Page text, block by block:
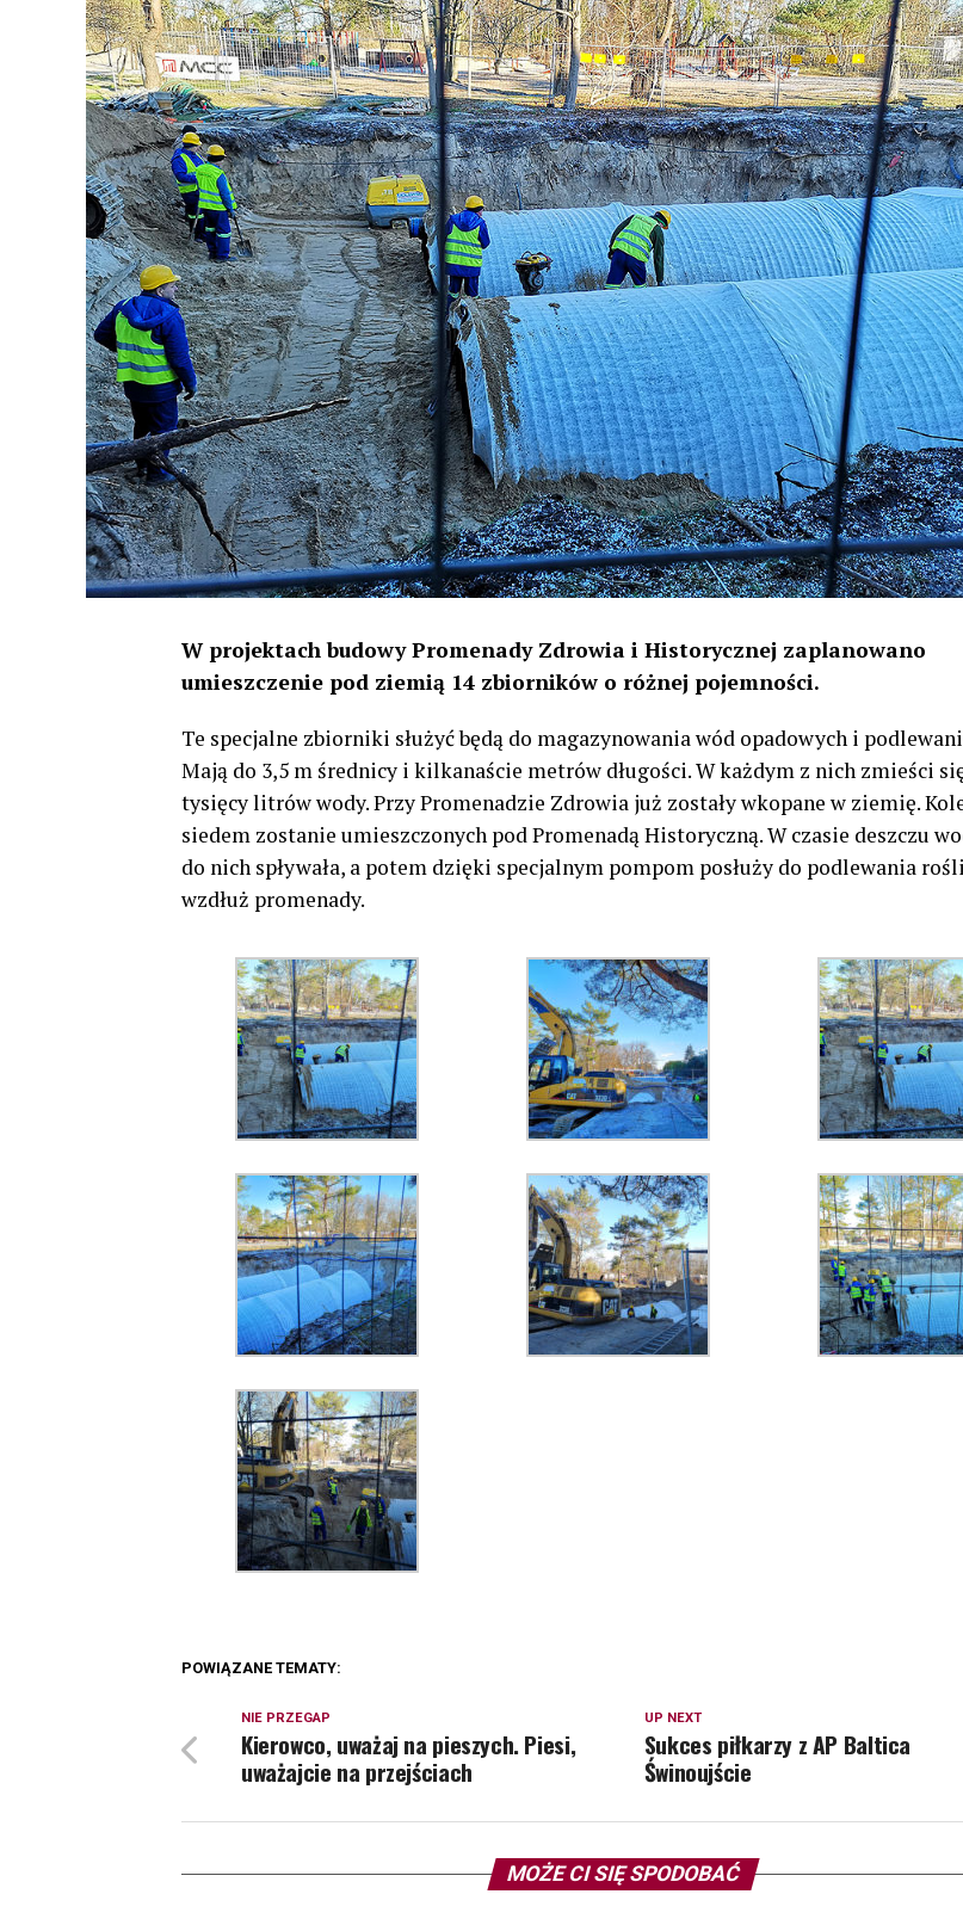
W projektach budowy Promenady Zdrowia i Historycznej zaplanowano
umieszczenie pod ziemią 14 zbiorników o różnej pojemności.
Te specjalne zbiorniki służyć będą do magazynowania wód opadowych i
Mają do 3,5 m średnicy i kilkanaście metrów długości. W każdym z nich zmieści
tysięcy litrów wody. Przy Promenadzie Zdrowia już zostały wkopane w ziemię.
siedem zostanie umieszczonych pod Promenadą Historyczną. W czasie deszczu
do nich spływała, a potem dzięki specjalnym pompom posłuży do podlewania
wzdłuż promenady.
POWIĄZANE TEMATY:
UP NEXT
Sukces piłkarzy z AP Baltica
Świnoujście
NIE PRZEGAP
Kierowco, uważaj na pieszych. Piesi,
uważajcie na przejściach
MOŻE CI SIĘ SPODOBAĆ